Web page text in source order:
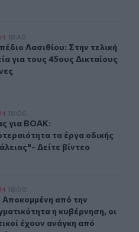
τελική ευθεία για τους 45ους
18:40
Λασιθίου: Στην τελική
Λασιθίου: Στην τελική
για τους 45ους Δικταίους
τα έργα οδικής
18:06
για ΒΟΑΚ: "Προτεραιότητα
για ΒΟΑΚ:
τα έργα οδικής
Δείτε βίντεο
πραγματικότητα η
18:00
Αποκομμένη από την
Αποκομμένη από την
η κυβέρνηση, οι
έχουν ανάγκη από